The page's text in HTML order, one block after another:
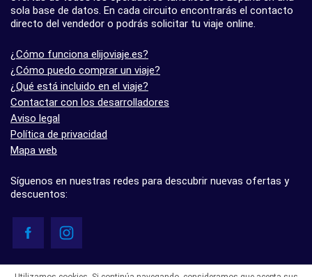
sola base de datos. En cada circuito encontrarás el contacto
directo del vendedor o podrás solicitar tu viaje online.
¿Cómo funciona elijoviaje.es?
¿Cómo puedo comprar un viaje?
¿Qué está incluido en el viaje?
Contactar con los desarrolladores
Aviso legal
Política de privacidad
Mapa web
Síguenos en nuestras redes para descubrir nuevas ofertas y
descuentos: